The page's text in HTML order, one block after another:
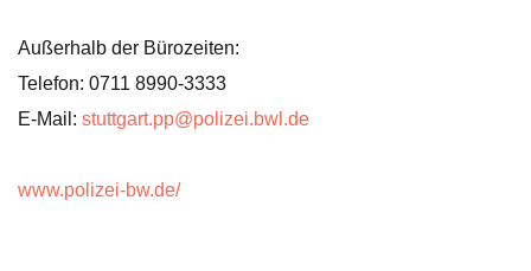
Außerhalb der Bürozeiten:
Telefon: 0711 8990-3333
E-Mail: stuttgart.pp@polizei.bwl.de
www.polizei-bw.de/